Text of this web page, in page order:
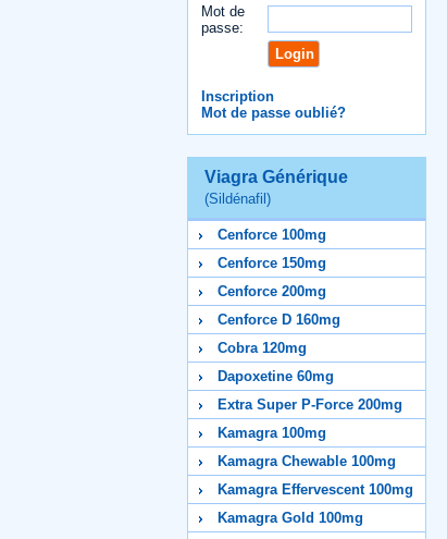
Mot de
passe:
Inscription
Mot de passe oublié?
Viagra Générique
(Sildénafil)
Cenforce 100mg
Cenforce 150mg
Cenforce 200mg
Cenforce D 160mg
Cobra 120mg
Dapoxetine 60mg
Extra Super P-Force 200mg
Kamagra 100mg
Kamagra Chewable 100mg
Kamagra Effervescent 100mg
Kamagra Gold 100mg